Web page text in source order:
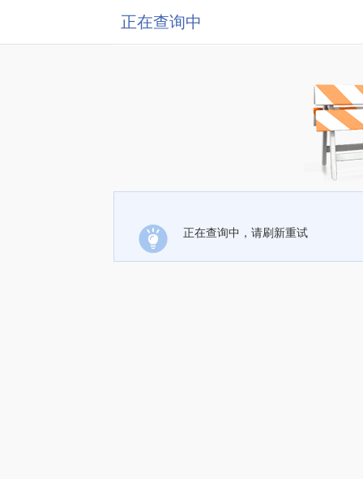
正在查询中
正在查询中，请刷新重试